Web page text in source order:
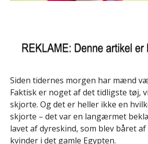
Siden tidernes morgen har mænd
Faktisk er noget af det tidligste tøj,
skjorte. Og det er heller ikke en
skjorte – det var en langærmet
lavet af dyreskind, som blev båret
kvinder i det gamle Egypten.